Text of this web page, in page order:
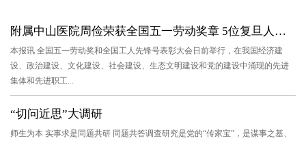
附属中山医院周俭荣获全国五一劳动奖章 5位复旦人和1个复旦团队...
本报讯 全国五一劳动奖和全国工人先锋号表彰大会日前举行，在我国经济建
设、政治建设、文化建设、社会建设、生态文明建设和党的建设中涌现的先进
集体和先进职工...
“切问近思”大调研
师生为本 实事求是同题共研 同题共答调查研究是党的“传家宝”，是谋事之基、